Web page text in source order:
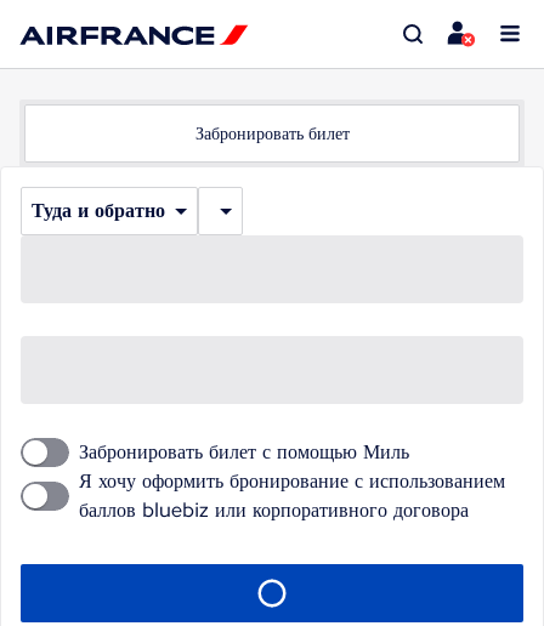
Забронировать билет
Туда и обратно
Забронировать билет с помощью Миль
Я хочу оформить бронирование с использованием
баллов bluebiz или корпоративного договора